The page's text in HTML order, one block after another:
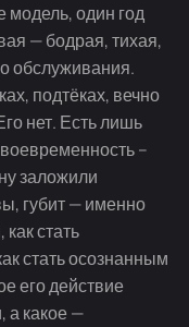
один год
— бодрая, тихая,
обслуживания.
подтёках, вечно
нет. Есть лишь
–
заложили
губит — именно
стать
стать осознанным
его действие
а какое —